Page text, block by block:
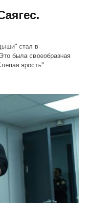
стал в
была своеобразная
ярость"…